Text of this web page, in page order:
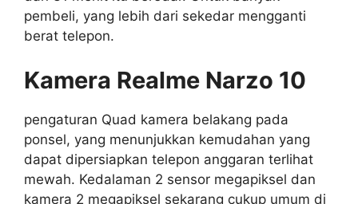
pembeli, yang lebih dari sekedar mengganti
berat telepon.
Kamera Realme Narzo 10
pengaturan Quad kamera belakang pada
ponsel, yang menunjukkan kemudahan yang
dapat dipersiapkan telepon anggaran terlihat
mewah. Kedalaman 2 sensor megapiksel dan
kamera 2 megapiksel sekarang cukup umum di